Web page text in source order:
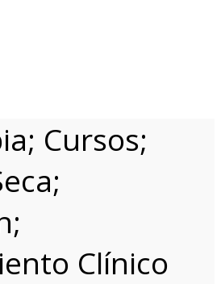
Cursos;
Clínico